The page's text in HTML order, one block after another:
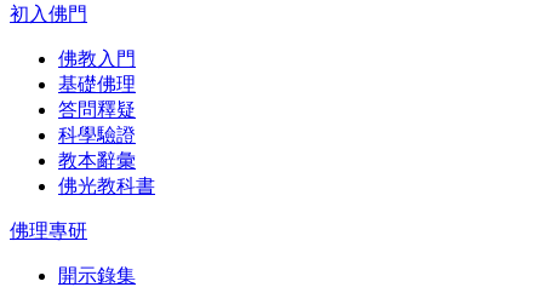
初入佛門
佛教入門
基礎佛理
答問釋疑
科學驗證
教本辭彙
佛光教科書
佛理專研
開示錄集